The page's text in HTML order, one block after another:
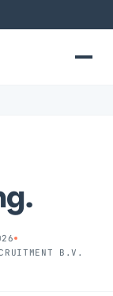
B.V.